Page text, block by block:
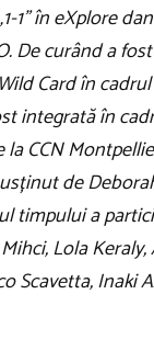
1-1”în eXplore
De curând a
Card în
integrată în
la CCN
de
timpului a
Lola Keraly,
Scavetta, Inaki